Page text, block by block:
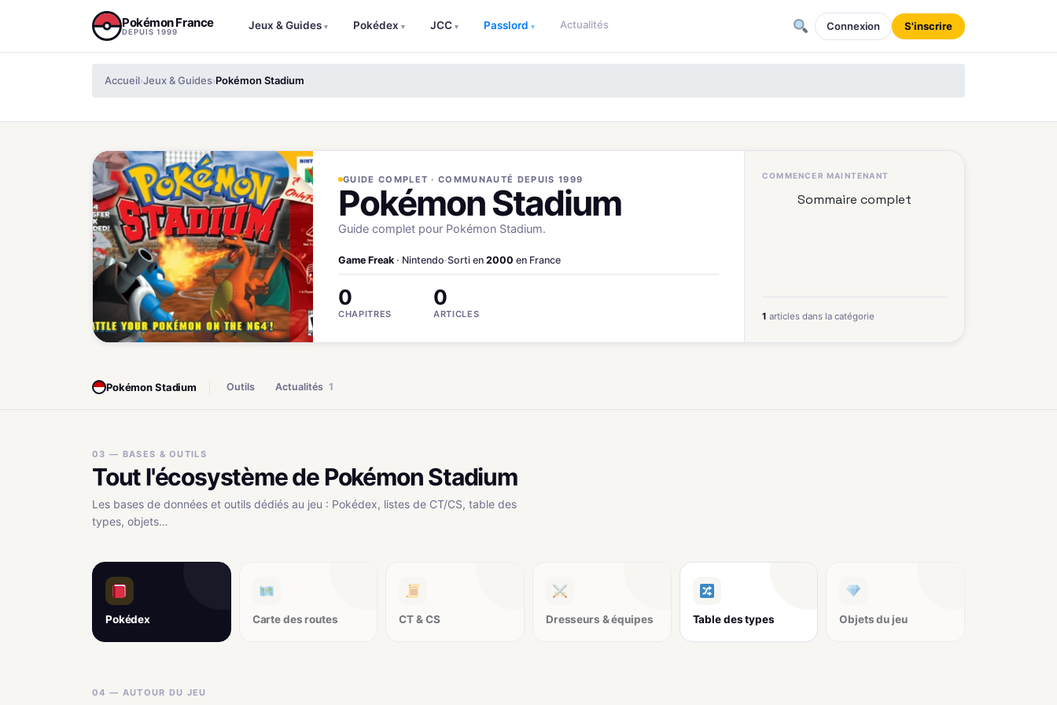
Pokémon France
DEPUIS 1999
Jeux & Guides ▾ Pokédex ▾ JCC ▾ Passlord ▾ Actualités Connexion S'inscrire
Accueil›Jeux & Guides›Pokémon Stadium
GUIDE COMPLET · COMMUNAUTÉ DEPUIS 1999
Pokémon Stadium
Guide complet pour Pokémon Stadium.
Game Freak · Nintendo·Sorti en 2000 en France
0
CHAPITRES
0
ARTICLES
COMMENCER MAINTENANT
Sommaire complet
1 articles dans la catégorie
Pokémon Stadium Outils Actualités 1
03 — BASES & OUTILS
Tout l'écosystème de Pokémon Stadium
Les bases de données et outils dédiés au jeu : Pokédex, listes de CT/CS, table des
types, objets…
Pokédex Carte des routes CT & CS Dresseurs & équipes Table des types Objets du jeu
04 — AUTOUR DU JEU